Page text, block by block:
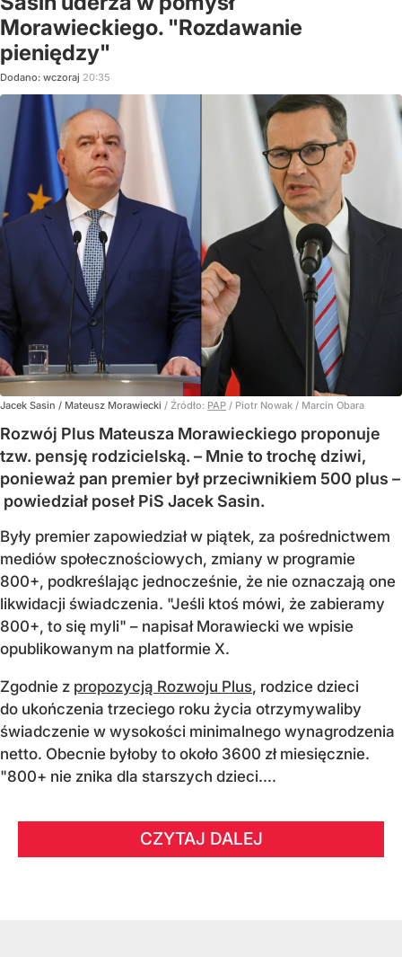
Morawieckiego. "Rozdawanie
pieniędzy"
Dodano: wczoraj 20:35
Jacek Sasin / Mateusz Morawiecki / Źródło: PAP / Piotr Nowak / Marcin Obara
Rozwój Plus Mateusza Morawieckiego proponuje
tzw. pensję rodzicielską. – Mnie to trochę dziwi,
ponieważ pan premier był przeciwnikiem 500 plus –
powiedział poseł PiS Jacek Sasin.
Były premier zapowiedział w piątek, za pośrednictwem
mediów społecznościowych, zmiany w programie
800+, podkreślając jednocześnie, że nie oznaczają one
likwidacji świadczenia. "Jeśli ktoś mówi, że zabieramy
800+, to się myli" – napisał Morawiecki we wpisie
opublikowanym na platformie X.
Zgodnie z propozycją Rozwoju Plus, rodzice dzieci
do ukończenia trzeciego roku życia otrzymywaliby
świadczenie w wysokości minimalnego wynagrodzenia
netto. Obecnie byłoby to około 3600 zł miesięcznie.
"800+ nie znika dla starszych dzieci....
CZYTAJ DALEJ